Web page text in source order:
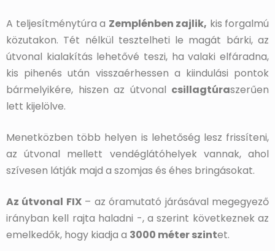
A teljesítménytúra a Zemplénben zajlik, kis forgalmú
közutakon. Tét nélkül tesztelheti le magát bárki, az
útvonal kialakítás lehetővé teszi, ha valaki elfáradna,
kis pihenés után visszaérhessen a kiindulási pontok
bármelyikére, hiszen az útvonal csillagtúraszerűen
lett kijelölve.
Menetközben több helyen is lehetőség lesz frissíteni,
az útvonal mellett vendéglátóhelyek vannak, ahol
szívesen látják majd a szomjas és éhes bringásokat.
Az útvonal FIX– az óramutató járásával megegyező
irányban kell rajta haladni -, a szerint következnek az
emelkedők, hogy kiadja a 3000 méter szintet.